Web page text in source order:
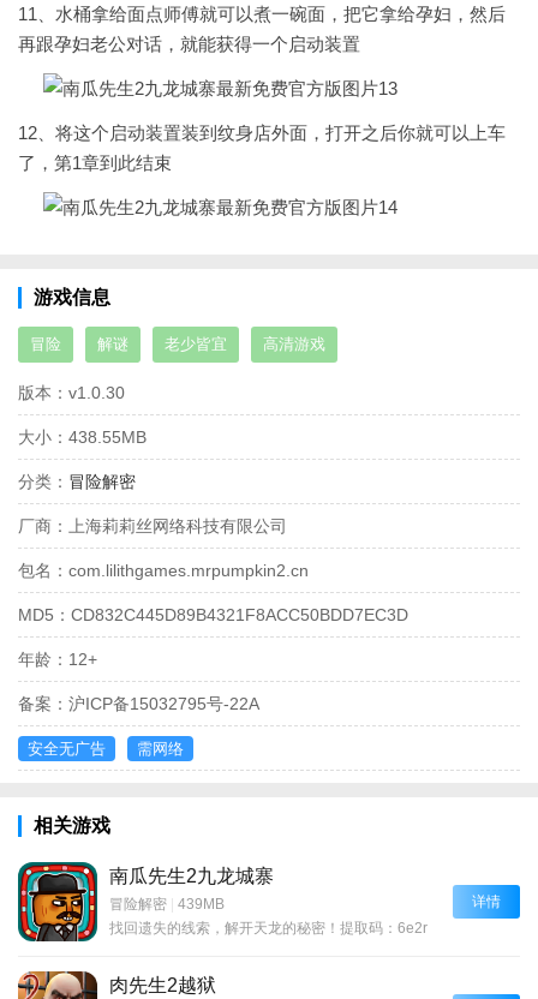
11、水桶拿给面点师傅就可以煮一碗面，把它拿给孕妇，然后
再跟孕妇老公对话，就能获得一个启动装置
12、将这个启动装置装到纹身店外面，打开之后你就可以上车
了，第1章到此结束
游戏信息
冒险 解谜 老少皆宜 高清游戏
版本： v1.0.30
大小： 438.55MB
分类： 冒险解密
厂商： 上海莉莉丝网络科技有限公司
包名： com.lilithgames.mrpumpkin2.cn
MD5： CD832C445D89B4321F8ACC50BDD7EC3D
年龄： 12+
备案： 沪ICP备15032795号-22A
安全无广告 需网络
相关游戏
南瓜先生2九龙城寨
冒险解密 | 439MB
找回遗失的线索，解开天龙的秘密！提取码：6e2r
详情
肉先生2越狱